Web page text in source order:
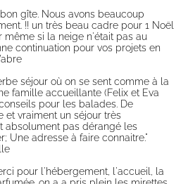
gîte. Nous avons beaucoup
!! un très beau cadre pour 1 Noël
même si la neige n'était pas au
continuation pour vos projets en
séjour où on se sent comme à la
famille accueillante (Felix et Eva
pour les balades. De
et vraiment un séjour très
absolument pas dérangé les
Une adresse à faire connaitre."
pour l'hébergement, l'accueil, la